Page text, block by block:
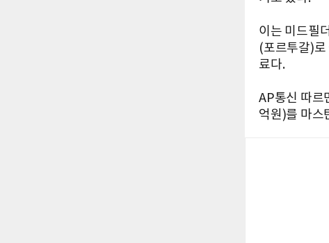
이는 미드필
(포르투갈)
료다.
AP통신 따르
억원)를 마스